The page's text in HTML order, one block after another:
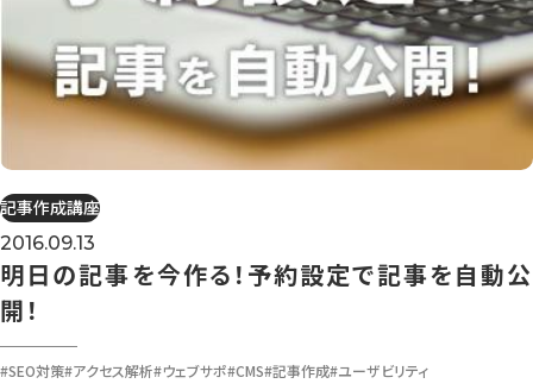
記事作成講座
2016.09.13
明日の記事を今作る！予約設定で記事を自動公
開！
#SEO対策#アクセス解析#ウェブサポ#CMS#記事作成#ユーザビリティ